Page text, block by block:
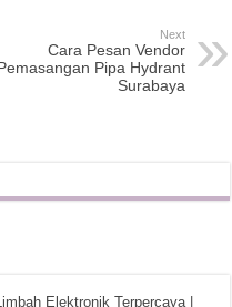
Next
Cara Pesan Vendor
Pipa Hydrant
Surabaya
Elektronik Terpercaya |